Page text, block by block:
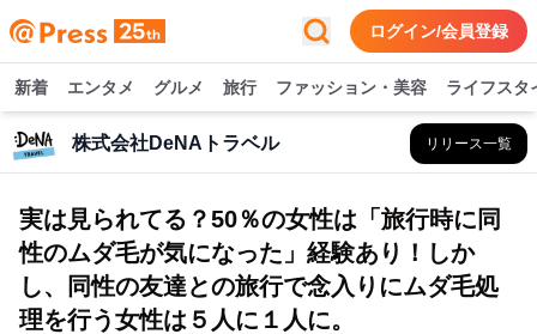
ログイン/会員登録
新着 エンタメ グルメ 旅行 ファッション・美容 ライフスタ
株式会社DeNAトラベル リリース一覧
実は見られてる？50％の女性は「旅行時に同
性のムダ毛が気になった」経験あり！しか
し、同性の友達との旅行で念入りにムダ毛処
理を行う女性は５人に１人に。